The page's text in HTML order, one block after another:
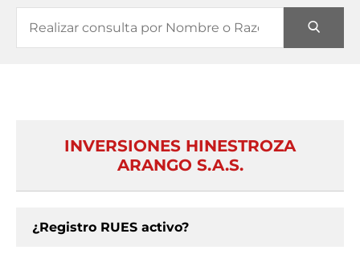
INVERSIONES HINESTROZA
ARANGO S.A.S.
¿Registro RUES activo?